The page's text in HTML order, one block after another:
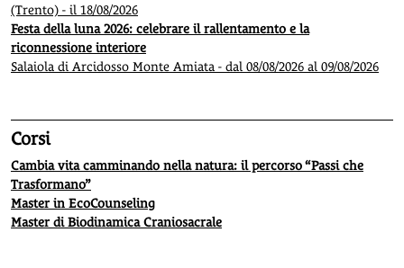
(Trento) - il 18/08/2026
Festa della luna 2026: celebrare il rallentamento e la
riconnessione interiore
Salaiola di Arcidosso Monte Amiata - dal 08/08/2026 al 09/08/2026
Corsi
Cambia vita camminando nella natura: il percorso “Passi che
Trasformano”
Master in EcoCounseling
Master di Biodinamica Craniosacrale